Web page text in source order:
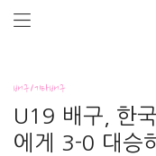
배구/기타배구
U19 배구, 한
에게 3-0 대승